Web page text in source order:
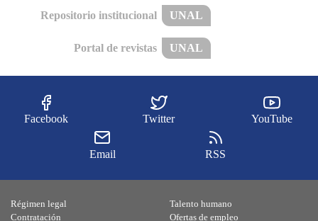
Repositorio institucional UNAL
Portal de revistas UNAL
Facebook Twitter YouTube
Email RSS
Régimen legal
Contratación
Talento humano
Ofertas de empleo